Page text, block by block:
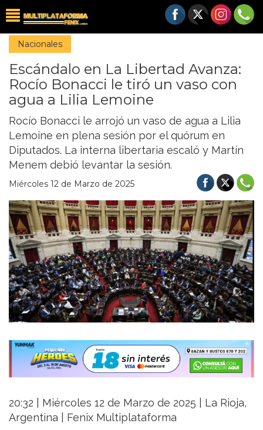
Nacionales
Escándalo en La Libertad Avanza:
Rocío Bonacci le tiró un vaso con
agua a Lilia Lemoine
Rocío Bonacci le arrojó un vaso de agua a Lilia
Lemoine en plena sesión por el quórum en
Diputados. La interna libertaria escaló y Martín
Menem debió levantar la sesión.
Miércoles 12 de Marzo de 2025
20:32 | Miércoles 12 de Marzo de 2025 | La Rioja,
Argentina | Fenix Multiplataforma